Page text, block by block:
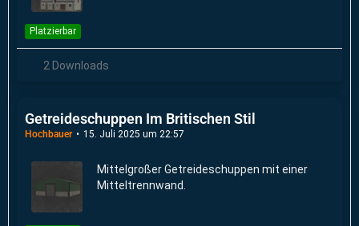
Platzierbar
2 Downloads
Getreideschuppen Im Britischen Stil
Hochbauer 15. Juli 2025 um 22:57
Mittelgroßer Getreideschuppen mit einer
Mitteltrennwand.